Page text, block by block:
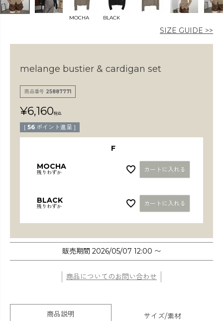
MOCHA BLACK
SIZE GUIDE >>
melange bustier & cardigan set
商品番号 25887771
¥6,160税込
[ 56 ポイント進呈 ]
F
MOCHA
残りわずか カートに入れる
BLACK
残りわずか カートに入れる
販売期間 2026/05/07 12:00 〜
商品についてのお問い合わせ
商品説明 サイズ/素材